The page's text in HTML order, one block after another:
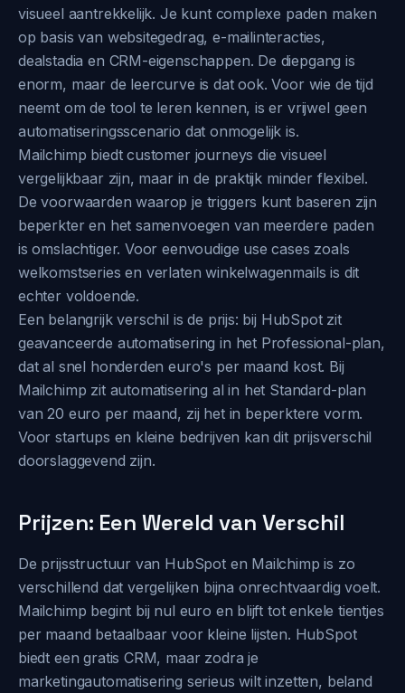
visueel aantrekkelijk. Je kunt complexe paden maken
op basis van websitegedrag, e-mailinteracties,
dealstadia en CRM-eigenschappen. De diepgang is
enorm, maar de leercurve is dat ook. Voor wie de tijd
neemt om de tool te leren kennen, is er vrijwel geen
automatiseringsscenario dat onmogelijk is.
Mailchimp biedt customer journeys die visueel
vergelijkbaar zijn, maar in de praktijk minder flexibel.
De voorwaarden waarop je triggers kunt baseren zijn
beperkter en het samenvoegen van meerdere paden
is omslachtiger. Voor eenvoudige use cases zoals
welkomstseries en verlaten winkelwagenmails is dit
echter voldoende.
Een belangrijk verschil is de prijs: bij HubSpot zit
geavanceerde automatisering in het Professional-plan,
dat al snel honderden euro's per maand kost. Bij
Mailchimp zit automatisering al in het Standard-plan
van 20 euro per maand, zij het in beperktere vorm.
Voor startups en kleine bedrijven kan dit prijsverschil
doorslaggevend zijn.
Prijzen: Een Wereld van Verschil
De prijsstructuur van HubSpot en Mailchimp is zo
verschillend dat vergelijken bijna onrechtvaardig voelt.
Mailchimp begint bij nul euro en blijft tot enkele tientjes
per maand betaalbaar voor kleine lijsten. HubSpot
biedt een gratis CRM, maar zodra je
marketingautomatisering serieus wilt inzetten, beland